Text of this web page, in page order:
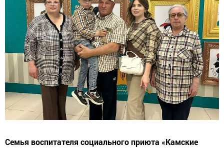
Семья воспитателя социального приюта «Камские